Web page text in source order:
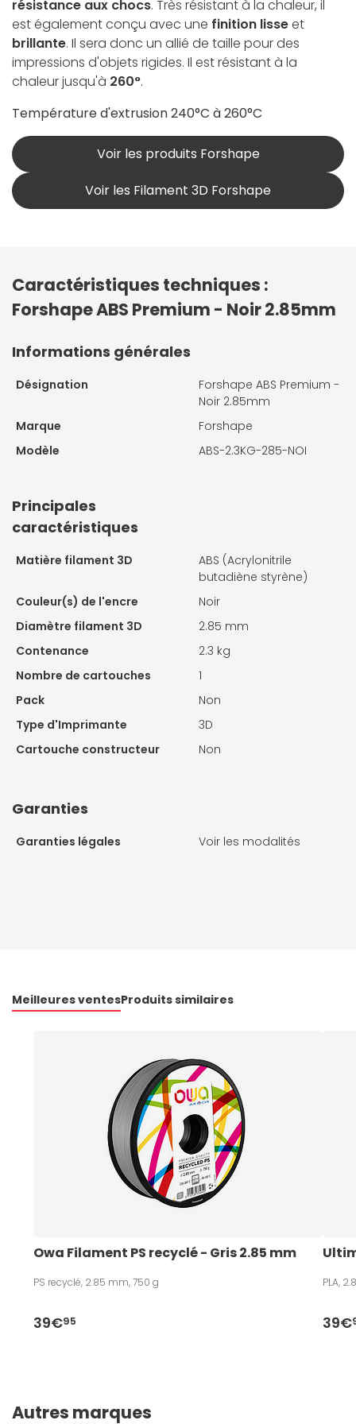
résistance aux chocs. Très résistant à la chaleur, il
est également conçu avec une finition lisseet
brillante. Il sera donc un allié de taille pour des
impressions d'objets rigides. Il est résistant à la
chaleur jusqu'à 260°.
Température d'extrusion 240°C à 260°C
Voir les produits Forshape
Voir les Filament 3D Forshape
Caractéristiques techniques :
Forshape ABS Premium - Noir 2.85mm
Informations générales
Désignation
Forshape ABS Premium -
Noir 2.85mm
Marque
Forshape
Modèle
ABS-2.3KG-285-NOI
Principales
caractéristiques
Matière filament 3D
ABS (Acrylonitrile
butadiène styrène)
Couleur(s) de l'encre
Noir
Diamètre filament 3D
2.85 mm
Contenance
2.3 kg
Nombre de cartouches
1
Pack
Non
Type d'Imprimante
3D
Cartouche constructeur
Non
Garanties
Garanties légales Voir les modalités
Meilleures ventesProduits similaires
Owa Filament PS recyclé - Gris 2.85 mm
PS recyclé, 2.85 mm, 750 g
39€95
PLA,
39€
Autres marques